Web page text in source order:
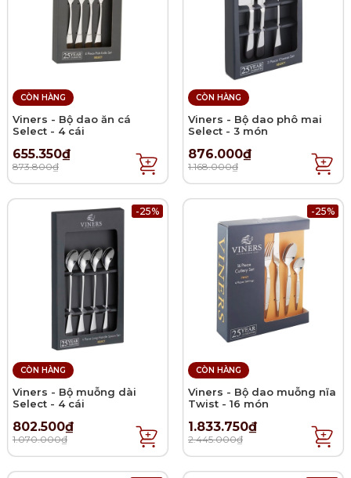
CÒN HÀNG
Viners - Bộ dao ăn cá
Select - 4 cái
655.350₫
873.800₫
CÒN HÀNG
Viners - Bộ dao phô mai
Select - 3 món
876.000₫
1.168.000₫
-25%
CÒN HÀNG
Viners - Bộ muỗng dài
Select - 4 cái
802.500₫
1.070.000₫
-25%
CÒN HÀNG
Viners - Bộ dao muỗng nĩa
Twist - 16 món
1.833.750₫
2.445.000₫